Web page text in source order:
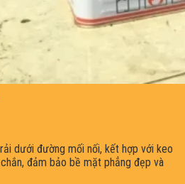
dưới đường mối nối, kết hợp với keo
đảm bảo bề mặt phẳng đẹp và